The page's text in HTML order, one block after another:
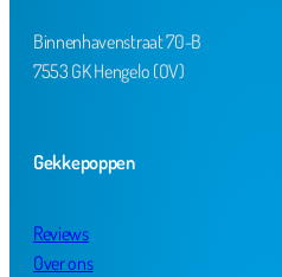
Binnenhavenstraat 70-B
7553 GK Hengelo (OV)
Gekkepoppen
Reviews
Over ons